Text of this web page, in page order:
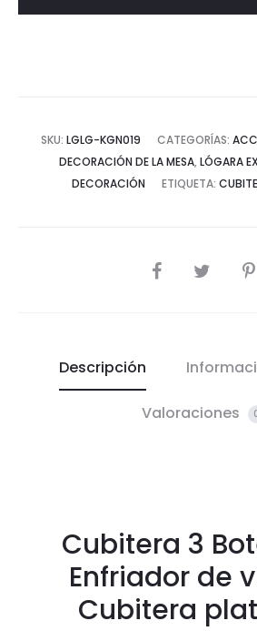
SKU: LGLG-KGN019 CATEGORÍAS:
DECORACIÓN DE LA MESA, LÓGARA
DECORACIÓN
ETIQUETA:
COMPARTIR
Descripción
Valoraciones
Cubitera 3
Enfriador de
Cubitera